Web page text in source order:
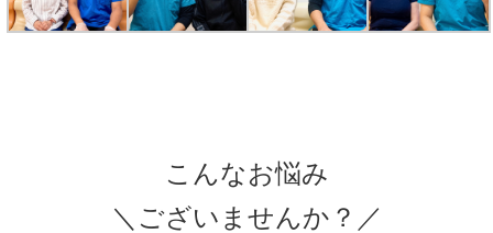
こんなお悩み
＼ございませんか？／